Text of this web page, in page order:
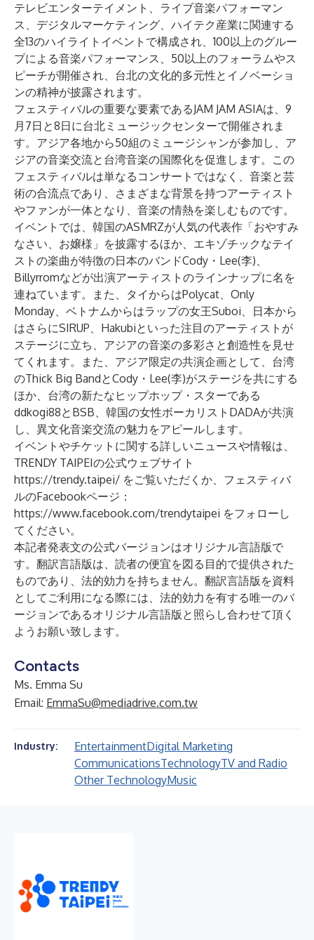
テレビエンターテイメント、ライブ音楽パフォーマン
ス、デジタルマーケティング、ハイテク産業に関連する
全13のハイライトイベントで構成され、100以上のグルー
プによる音楽パフォーマンス、50以上のフォーラムやス
ピーチが開催され、台北の文化的多元性とイノベーショ
ンの精神が披露されます。
フェスティバルの重要な要素であるJAM JAM ASIAは、9
月7日と8日に台北ミュージックセンターで開催されま
す。アジア各地から50組のミュージシャンが参加し、ア
ジアの音楽交流と台湾音楽の国際化を促進します。この
フェスティバルは単なるコンサートではなく、音楽と芸
術の合流点であり、さまざまな背景を持つアーティスト
やファンが一体となり、音楽の情熱を楽しむものです。
イベントでは、韓国のASMRZが人気の代表作「おやすみ
なさい、お嬢様」を披露するほか、エキゾチックなテイ
ストの楽曲が特徴の日本のバンドCody・Lee(李)、
Billyrromなどが出演アーティストのラインナップに名を
連ねています。また、タイからはPolycat、Only
Monday、ベトナムからはラップの女王Suboi、日本から
はさらにSIRUP、Hakubiといった注目のアーティストが
ステージに立ち、アジアの音楽の多彩さと創造性を見せ
てくれます。また、アジア限定の共演企画として、台湾
のThick Big BandとCody・Lee(李)がステージを共にする
ほか、台湾の新たなヒップホップ・スターである
ddkogi88とBSB、韓国の女性ボーカリストDADAが共演
し、異文化音楽交流の魅力をアピールします。
イベントやチケットに関する詳しいニュースや情報は、
TRENDY TAIPEIの公式ウェブサイト
https://trendy.taipei/ をご覧いただくか、フェスティバ
ルのFacebookページ：
https://www.facebook.com/trendytaipei をフォローし
てください。
本記者発表文の公式バージョンはオリジナル言語版で
す。翻訳言語版は、読者の便宜を図る目的で提供された
ものであり、法的効力を持ちません。翻訳言語版を資料
としてご利用になる際には、法的効力を有する唯一のバ
ージョンであるオリジナル言語版と照らし合わせて頂く
ようお願い致します。
Contacts
Ms. Emma Su
Email: EmmaSu@mediadrive.com.tw
Industry: EntertainmentDigital Marketing
CommunicationsTechnologyTV and Radio
Other TechnologyMusic